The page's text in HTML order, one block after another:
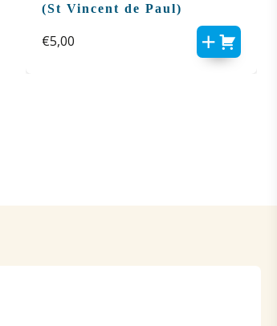
(St Vincent de Paul)
€5,00